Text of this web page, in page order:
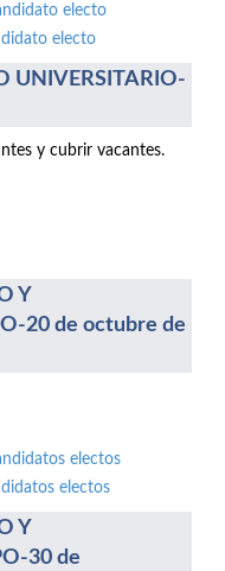
electo
electo
UNIVERSITARIO-
y cubrir vacantes.
Y
20 de octubre de
electos
electos
Y
30 de